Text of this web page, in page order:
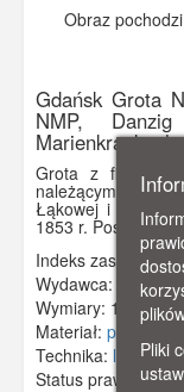
Obraz
Gdańsk Grota
NMP,
Grota z figurą
należącym do
Łąkowej i Śluza
1853 r.
Indeks zasobu:
Wydawca:
Walter
Wymiary: 138 x 86
Materiał: pocztówka
Technika: litografia
Status prawny:
Pliki